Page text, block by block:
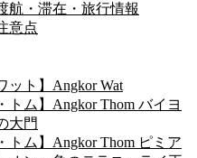
・滞在・旅行情報
意点
ット】Angkor Wat
トム】Angkor Thom バイヨ
大門
トム】Angkor Thom ピミア